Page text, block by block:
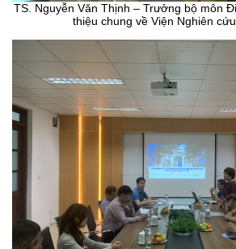
TS. Nguyễn Văn Thịnh – Trưởng bộ môn
thiệu chung về Viện Nghiên